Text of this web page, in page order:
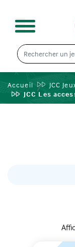
Accueil
JCC
JCC Les